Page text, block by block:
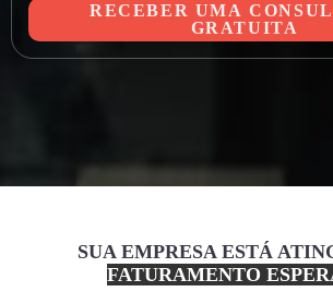
RECEBER UMA
GRATUITA
SUA EMPRESA ESTÁ
FATURAMENTO